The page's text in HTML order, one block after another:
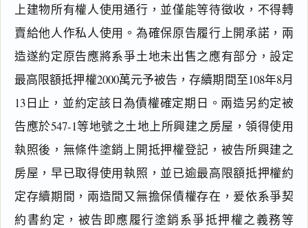
上建物所有權人使用通行，並僅能等待徵收，不得轉
賣給他人作私人使用。為確保原告履行上開承諾，兩
造遂約定原告應將系爭土地未出售之應有部分，設定
最高限額抵押權2000萬元予被告，存續期間至108年8月
13日止，並約定該日為債權確定期日。兩造另約定被
告應於547-1等地號之土地上所興建之房屋，領得使用
執照後，無條件塗銷上開抵押權登記，被告所興建之
房屋，早已取得使用執照，並已逾最高限額抵押權約
定存續期間，兩造間又無擔保債權存在，爰依系爭契
約書約定，被告即應履行塗銷系爭抵押權之義務等